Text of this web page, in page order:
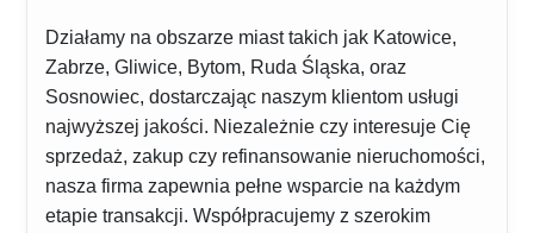
Działamy na obszarze miast takich jak Katowice,
Zabrze, Gliwice, Bytom, Ruda Śląska, oraz
Sosnowiec, dostarczając naszym klientom usługi
najwyższej jakości. Niezależnie czy interesuje Cię
sprzedaż, zakup czy refinansowanie nieruchomości,
nasza firma zapewnia pełne wsparcie na każdym
etapie transakcji. Współpracujemy z szerokim